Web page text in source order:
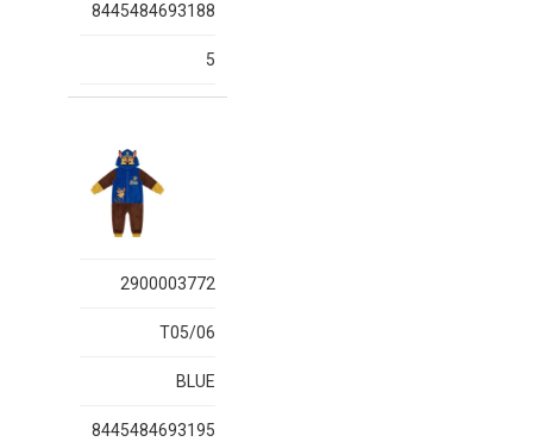
8445484693188
5
2900003772
T05/06
BLUE
8445484693195